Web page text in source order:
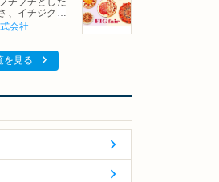
、イチジクの
新作を含め、
4種が登場8月
会社
を見る